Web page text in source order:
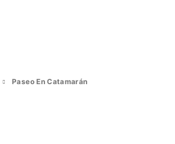
Paseo En Catamarán